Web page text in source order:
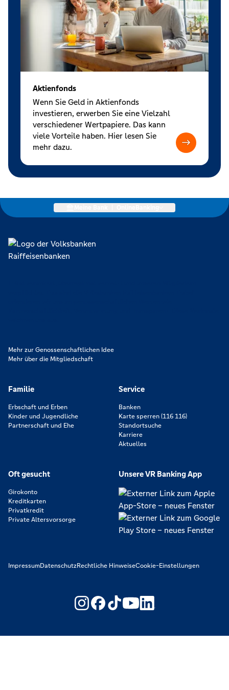
Aktienfonds
Wenn Sie Geld in Aktienfonds
investieren, erwerben Sie eine Vielzahl
verschiedener Wertpapiere. Das kann
viele Vorteile haben. Hier lesen Sie
mehr dazu.
Mehr zur Genossenschaftlichen Idee
Mehr über die Mitgliedschaft
Familie
Erbschaft und Erben
Kinder und Jugendliche
Partnerschaft und Ehe
Service
Banken
Karte sperren (116 116)
Standortsuche
Karriere
Aktuelles
Oft gesucht
Girokonto
Kreditkarten
Privatkredit
Private Altersvorsorge
Unsere VR Banking App
ImpressumDatenschutzRechtliche HinweiseCookie-Einstellungen
https://www.youtube.com/
https://